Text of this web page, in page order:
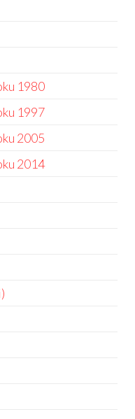
1980
1997
2005
2014